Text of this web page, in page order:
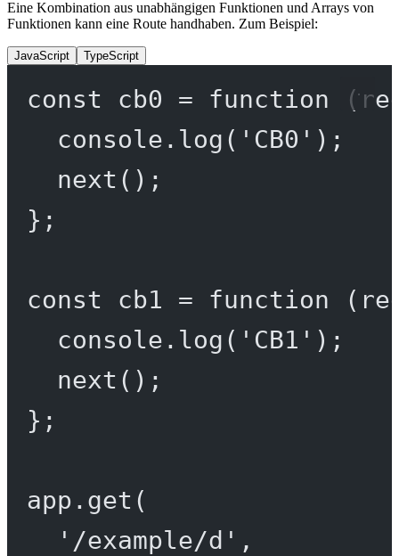
Eine Kombination aus unabhängigen Funktionen und Arrays von
Funktionen kann eine Route handhaben. Zum Beispiel:
JavaScript TypeScript
const cb0 = function (
console. log ( 'CB0' );
next ();
};
const cb1 = function (
console. log ( 'CB1' );
next ();
};
app. get (
'/example/d' ,